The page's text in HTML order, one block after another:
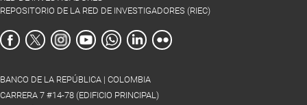
REPOSITORIO DE LA RED DE INVESTIGADORES (RIEC)
BANCO DE LA REPÚBLICA | COLOMBIA
CARRERA 7 #14-78 (EDIFICIO PRINCIPAL)